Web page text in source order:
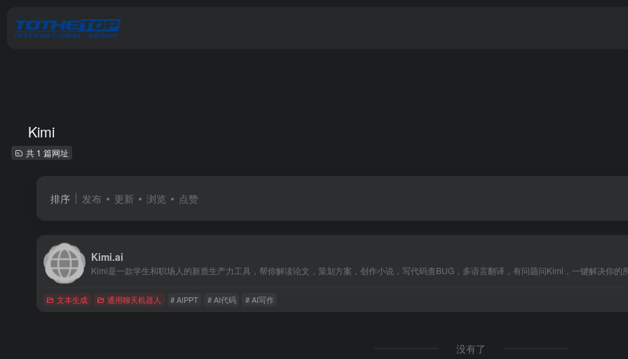
Kimi
共 1 篇网址
排序 发布 更新 浏览 点赞
Kimi.ai
Kimi是一款学生和职场人的新质生产力工具，帮你解读论文，策划方案，创作小说，写代码查BUG，多语言翻译，有问题问Kimi，一键解决你的
文本生成 通用聊天机器人 # AIPPT # AI代码 # AI写作
没有了